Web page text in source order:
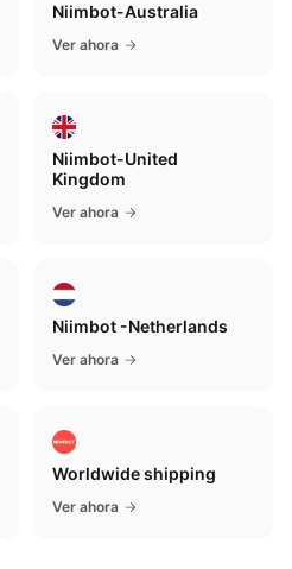
Niimbot-Australia
Ver ahora
Niimbot-United
Kingdom
Ver ahora
Niimbot -Netherlands
Ver ahora
Worldwide shipping
Ver ahora